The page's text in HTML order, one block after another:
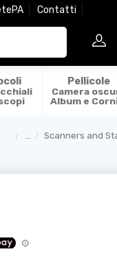
Contatti
Pellicole
Camera
Album e
Scanners and